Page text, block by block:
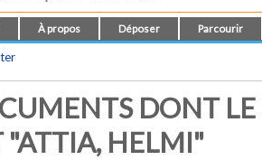
À propos Déposer Parcourir
DONT
"ATTIA, HELMI"